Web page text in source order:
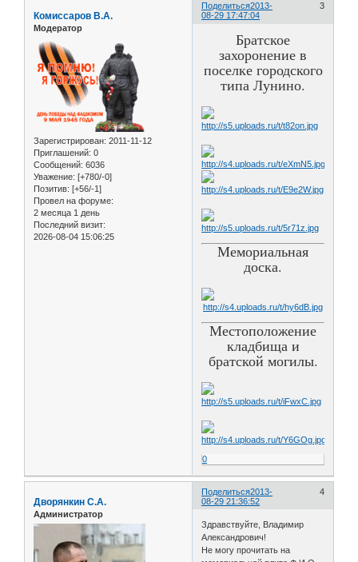
Поделиться 3
2013-
08-29 17:47:04
Комиссаров В.А.
Модератор
Зарегистрирован: 2011-11-12
Приглашений: 0
Сообщений: 6036
Уважение: [+780/-0]
Позитив: [+56/-1]
Провел на форуме:
2 месяца 1 день
Последний визит:
2026-08-04 15:06:25
Братское
захоронение в
поселке городского
типа Лунино.
Мемориальная
доска.
Местоположение
кладбища и
братской могилы.
0
Поделиться 4
2013-
08-29 21:36:52
Дворянкин С.А.
Администратор
Здравствуйте, Владимир
Александрович!
Не могу прочитать на